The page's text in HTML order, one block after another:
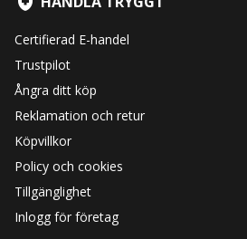
Certifierad E-handel
Trustpilot
Ångra ditt köp
Reklamation och retur
Köpvillkor
Policy och cookies
Tillgänglighet
Inlogg för företag